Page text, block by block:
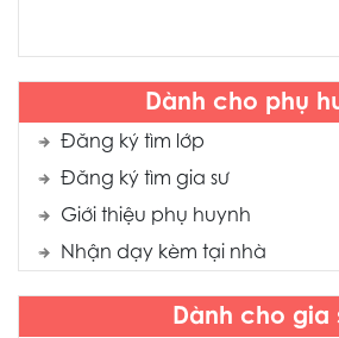
Dành cho phụ
Đăng ký tìm lớp
Đăng ký tìm gia sư
Giới thiệu phụ huynh
Nhận dạy kèm tại nhà
Dành cho gia